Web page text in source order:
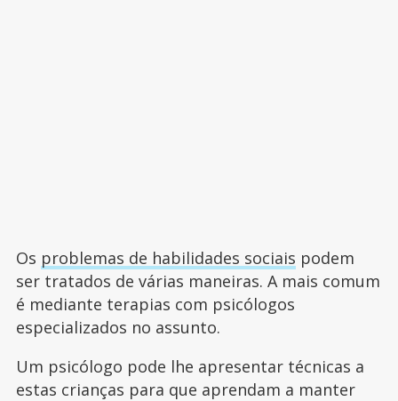
Os problemas de habilidades sociais podem
ser tratados de várias maneiras. A mais comum
é mediante terapias com psicólogos
especializados no assunto.
Um psicólogo pode lhe apresentar técnicas a
estas crianças para que aprendam a manter